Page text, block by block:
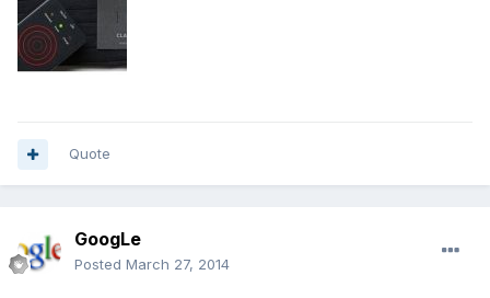
Quote
GoogLe
Posted March 27, 2014